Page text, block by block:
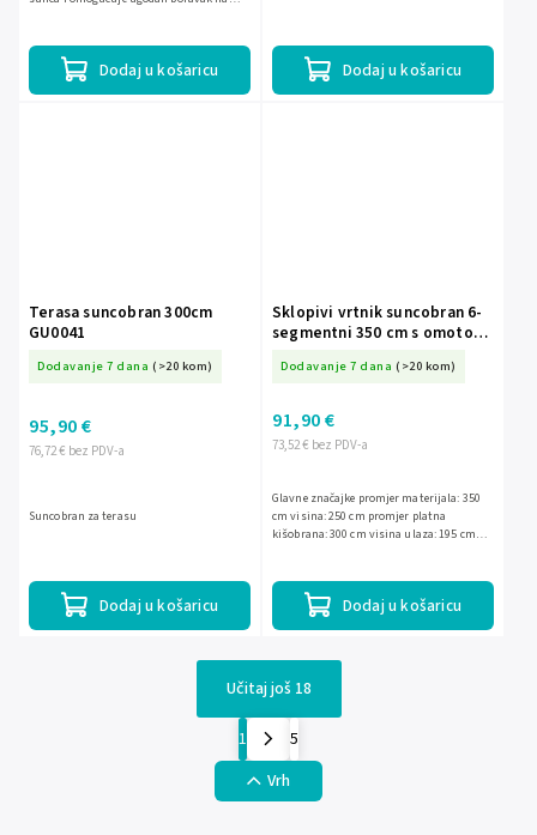
Dodaj u košaricu Dodaj u košaricu
Terasa suncobran 300cm
GU0041
Dodavanje 7 dana (>20 kom)
76,72 € bez PDV-a
95,90 €
Dodaj u košaricu
Suncobran za terasu
Sklopivi vrtnik suncobran 6-
segmentni 350 cm s omotom
Dodavanje 7 dana (>20 kom)
73,52 € bez PDV-a
91,90 €
Dodaj u košaricu
Glavne značajke promjer materijala: 350
cm visina: 250 cm promjer platna
kišobrana: 300 cm visina ulaza: 195 cm
Učitaj još 18
1
5
Vrh